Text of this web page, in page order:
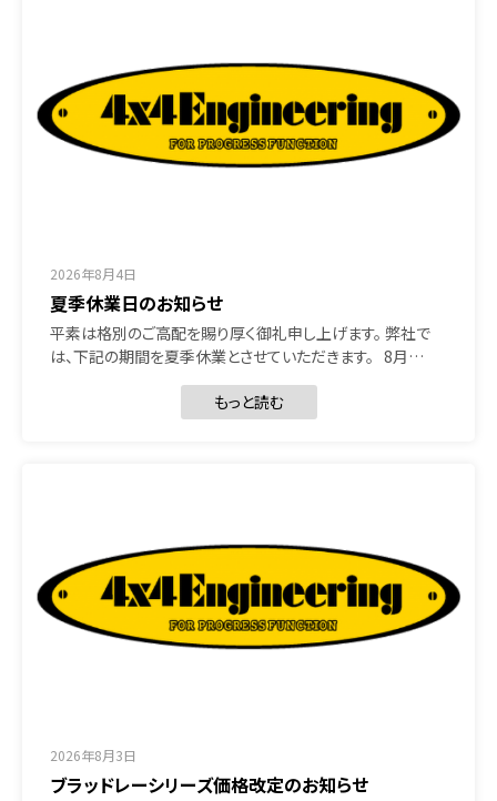
2026年8月4日
夏季休業日のお知らせ
平素は格別のご高配を賜り厚く御礼申し上げます。 弊社で
は、下記の期間を夏季休業とさせていただきます。 8月…
もっと読む
2026年8月3日
ブラッドレーシリーズ価格改定のお知らせ